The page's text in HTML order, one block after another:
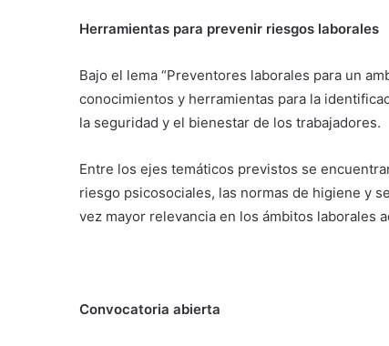
Herramientas para prevenir riesgos laborales
Bajo el lema “Preventores laborales para un
conocimientos y herramientas para la
la seguridad y el bienestar de los trabajadores.
Entre los ejes temáticos previstos se
riesgo psicosociales, las normas de higiene y
vez mayor relevancia en los ámbitos laborales
Convocatoria abierta